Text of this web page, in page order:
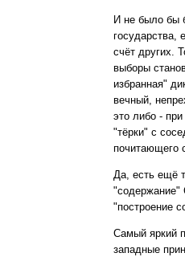
И не было бы
государства,
счёт других.
выборы
избранная"
вечный,
это либо -
"тёрки" с
почитающего
Да, есть ещё
"содержание"
"построение
Самый яркий
западные